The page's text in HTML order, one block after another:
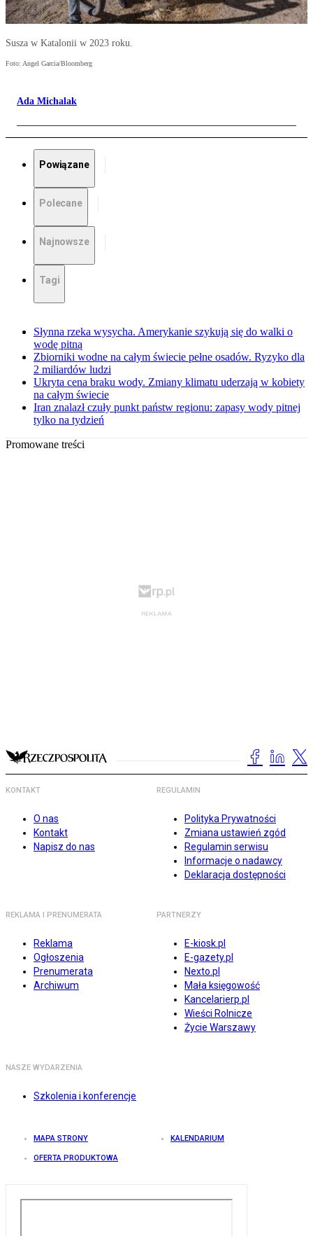
Susza w Katalonii w 2023 roku.
Foto: Angel Garcia/Bloomberg
Ada Michalak
Powiązane
Polecane
Najnowsze
Tagi
Słynna rzeka wysycha. Amerykanie szykują się do walki o
wodę pitną
Zbiorniki wodne na całym świecie pełne osadów. Ryzyko dla
2 miliardów ludzi
Ukryta cena braku wody. Zmiany klimatu uderzają w kobiety
na całym świecie
Iran znalazł czuły punkt państw regionu: zapasy wody pitnej
tylko na tydzień
Promowane treści
KONTAKT
O nas
Kontakt
Napisz do nas
REGULAMIN
Polityka Prywatności
Zmiana ustawień zgód
Regulamin serwisu
Informacje o nadawcy
Deklaracja dostępności
REKLAMA I PRENUMERATA
Reklama
Ogłoszenia
Prenumerata
Archiwum
PARTNERZY
E-kiosk.pl
E-gazety.pl
Nexto.pl
Mała księgowość
Kancelarierp.pl
Wieści Rolnicze
Życie Warszawy
NASZE WYDARZENIA
Szkolenia i konferencje
MAPA STRONY KALENDARIUM
OFERTA PRODUKTOWA